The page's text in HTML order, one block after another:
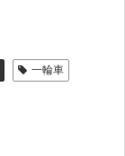
一輪車